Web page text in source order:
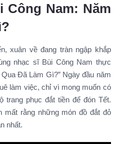
Công Nam: Năm
xuân về đang tràn ngập khắp
nhạc sĩ Bùi Công Nam thực
Đã Làm Gì?” Ngày đầu năm
làm việc, chỉ vì mong muốn có
trang phục đắt tiền để đón Tết.
mất rằng những món đồ đắt đỏ
nhất.